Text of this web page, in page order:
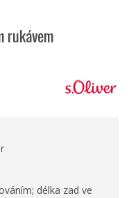
rukávem
délka zad ve